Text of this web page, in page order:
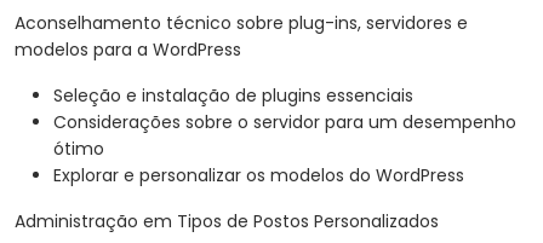
Aconselhamento técnico sobre plug-ins, servidores e
modelos para a WordPress
Seleção e instalação de plugins essenciais
Considerações sobre o servidor para um desempenho
ótimo
Explorar e personalizar os modelos do WordPress
Administração em Tipos de Postos Personalizados